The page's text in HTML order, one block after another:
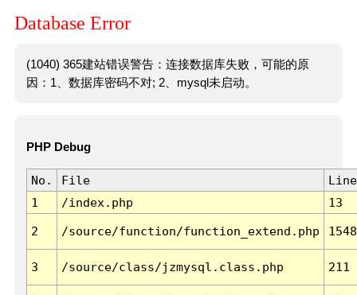
Database Error
(1040) 365建站错误警告：连接数据库失败，可能的原
因：1、数据库密码不对; 2、mysql未启动。
PHP Debug
No. File
Line
1
/index.php 13
2 /source/function/function_extend.php 1548
3 /source/class/jzmysql.class.php 211